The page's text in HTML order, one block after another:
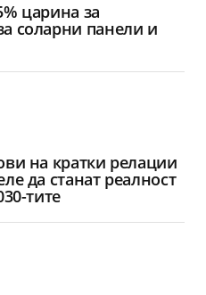
царина за
соларни панели и
на кратки релации
да станат реалност
тите